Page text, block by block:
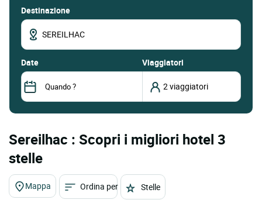
Destinazione
date Viaggiatori
Sereilhac : Scopri i migliori hotel 3
stelle
Mappa Ordina per Stelle